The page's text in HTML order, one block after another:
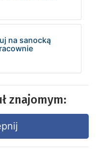
na sanocką
znajomym: